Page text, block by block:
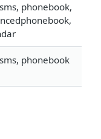
phonebook,
phonebook